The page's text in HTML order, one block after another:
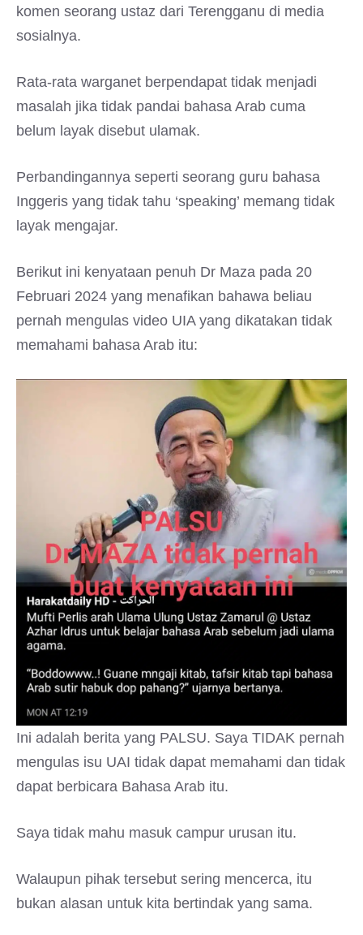
komen seorang ustaz dari Terengganu di media
sosialnya.
Rata-rata warganet berpendapat tidak menjadi
masalah jika tidak pandai bahasa Arab cuma
belum layak disebut ulamak.
Perbandingannya seperti seorang guru bahasa
Inggeris yang tidak tahu ‘speaking’ memang tidak
layak mengajar.
Berikut ini kenyataan penuh Dr Maza pada 20
Februari 2024 yang menafikan bahawa beliau
pernah mengulas video UIA yang dikatakan tidak
memahami bahasa Arab itu:
Ini adalah berita yang PALSU. Saya TIDAK pernah
mengulas isu UAI tidak dapat memahami dan tidak
dapat berbicara Bahasa Arab itu.
Saya tidak mahu masuk campur urusan itu.
Walaupun pihak tersebut sering mencerca, itu
bukan alasan untuk kita bertindak yang sama.